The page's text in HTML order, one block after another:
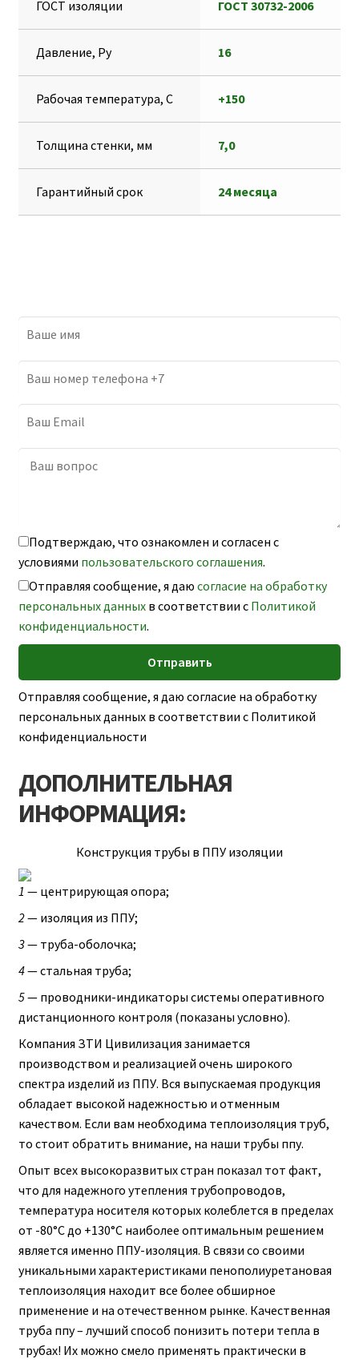
ГОСТ изоляции ГОСТ 30732-2006
Давление, Ру 16
Рабочая температура, С +150
Толщина стенки, мм 7,0
Гарантийный срок 24 месяца
Подтверждаю, что ознакомлен и согласен с
условиями пользовательского соглашения.
Отправляя сообщение, я даю согласие на обработку
персональных данныхв соответствии с Политикой
конфиденциальности.
Отправляя сообщение, я даю согласие на обработку
персональных данных в соответствии с Политикой
конфиденциальности
ДОПОЛНИТЕЛЬНАЯ
ИНФОРМАЦИЯ:
Конструкция трубы в ППУ изоляции
1 — центрирующая опора;
2— изоляция из ППУ;
3— труба-оболочка;
4— стальная труба;
5— проводники-индикаторы системы оперативного
дистанционного контроля (показаны условно).
Компания ЗТИ Цивилизация занимается
производством и реализацией очень широкого
спектра изделий из ППУ. Вся выпускаемая продукция
обладает высокой надежностью и отменным
качеством. Если вам необходима теплоизоляция труб,
то стоит обратить внимание, на наши трубы ппу.
Опыт всех высокоразвитых стран показал тот факт,
что для надежного утепления трубопроводов,
температура носителя которых колеблется в пределах
от -80°С до +130°С наиболее оптимальным решением
является именно ППУ-изоляция. В связи со своими
уникальными характеристиками пенополиуретановая
теплоизоляция находит все более обширное
применение и на отечественном рынке. Качественная
труба ппу – лучший способ понизить потери тепла в
трубах! Их можно смело применять практически в